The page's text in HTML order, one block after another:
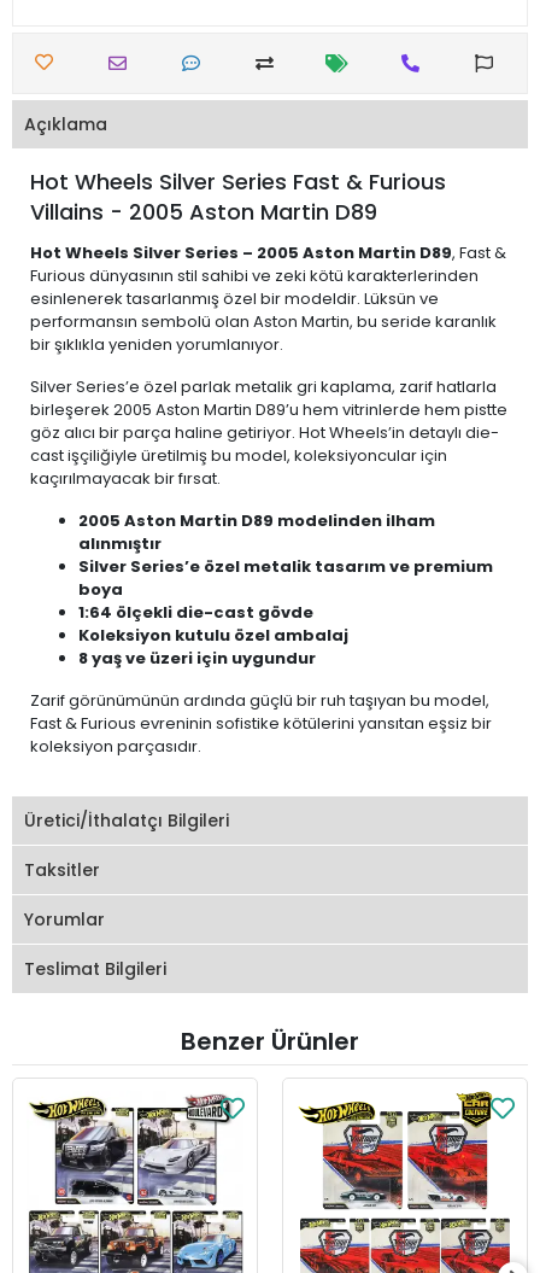
Açıklama
Hot Wheels Silver Series Fast & Furious
Villains - 2005 Aston Martin D89
Hot Wheels Silver Series – 2005 Aston Martin D89, Fast &
Furious dünyasının stil sahibi ve zeki kötü karakterlerinden
esinlenerek tasarlanmış özel bir modeldir. Lüksün ve
performansın sembolü olan Aston Martin, bu seride karanlık
bir şıklıkla yeniden yorumlanıyor.
Silver Series’e özel parlak metalik gri kaplama, zarif hatlarla
birleşerek 2005 Aston Martin D89’u hem vitrinlerde hem pistte
göz alıcı bir parça haline getiriyor. Hot Wheels’in detaylı die-
cast işçiliğiyle üretilmiş bu model, koleksiyoncular için
kaçırılmayacak bir fırsat.
2005 Aston Martin D89 modelinden ilham
alınmıştır
Silver Series’e özel metalik tasarım ve premium
boya
1:64 ölçekli die-cast gövde
Koleksiyon kutulu özel ambalaj
8 yaş ve üzeri için uygundur
Zarif görünümünün ardında güçlü bir ruh taşıyan bu model,
Fast & Furious evreninin sofistike kötülerini yansıtan eşsiz bir
koleksiyon parçasıdır.
Üretici/İthalatçı Bilgileri
Taksitler
Yorumlar
Teslimat Bilgileri
Benzer Ürünler